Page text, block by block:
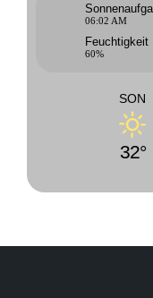
06:02 AM
Feuchtigkeit
60%
SON
32°